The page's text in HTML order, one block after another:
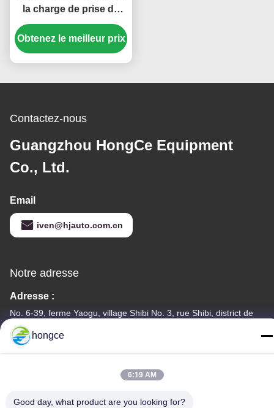
la charge de prise de
courant pour la capacité
de fabrication et de
rupture de 30A 300V et
normal
Obtenez le meilleur prix
Contactez-nous
Guangzhou HongCe Equipment
Co., Ltd.
Email
iven@hjauto.com.cn
Notre adresse
Adresse :
No. 6-39, ferme Yaogu, village Shibi No. 3, rue Shibi, district de
Panyu, Guangzhou
hongce
6:19 AM
Good day, what product are you looking for?